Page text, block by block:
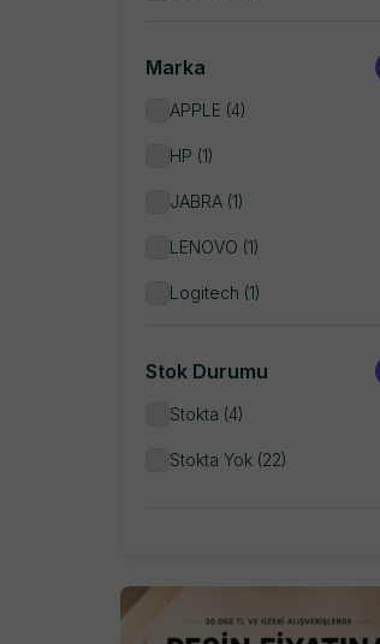
Marka
APPLE (4)
HP (1)
JABRA (1)
LENOVO (1)
Logitech (1)
SEGWAY(14)
Stok Durumu
Stokta (4)
Stokta Yok (22)